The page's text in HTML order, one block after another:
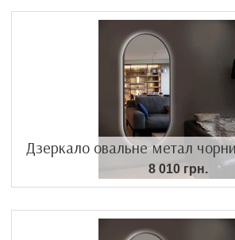
Дзеркало овальне метал
8 010 грн.